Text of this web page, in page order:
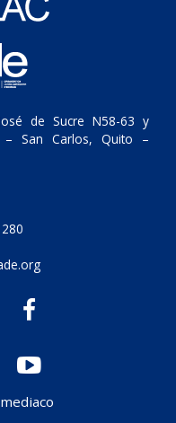
de Sucre N58-63 y
– San Carlos, Quito –